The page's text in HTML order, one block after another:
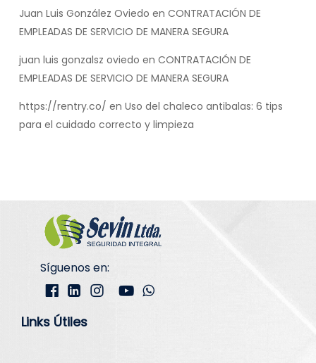
Juan Luis González Oviedo en CONTRATACIÓN DE
EMPLEADAS DE SERVICIO DE MANERA SEGURA
juan luis gonzalsz oviedo en CONTRATACIÓN DE
EMPLEADAS DE SERVICIO DE MANERA SEGURA
https://rentry.co/ en Uso del chaleco antibalas: 6 tips
para el cuidado correcto y limpieza
Síguenos en:
Links Útiles